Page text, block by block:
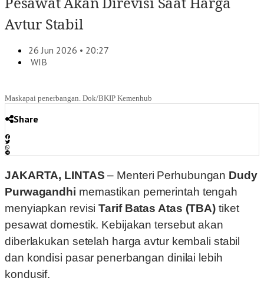
Avtur Stabil
26 Jun 2026 • 20:27
WIB
Maskapai penerbangan. Dok/BKIP Kemenhub
Share
JAKARTA, LINTAS – Menteri Perhubungan Dudy
Purwagandhi memastikan pemerintah tengah
menyiapkan revisiTarif Batas Atas (TBA) tiket
pesawat domestik. Kebijakan tersebut akan
diberlakukan setelah harga avtur kembali stabil
dan kondisi pasar penerbangan dinilai lebih
kondusif.